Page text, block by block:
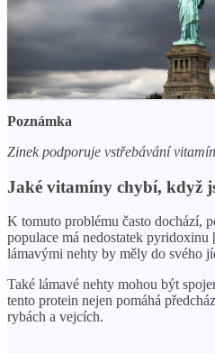
Poznámka
Zinek podporuje vstřebávání
Jaké vitamíny chybí, když
K tomuto problému často dochází,
populace má nedostatek
lámavými nehty by měly do svého
Také lámavé nehty mohou být
tento protein nejen pomáhá
rybách a vejcích.